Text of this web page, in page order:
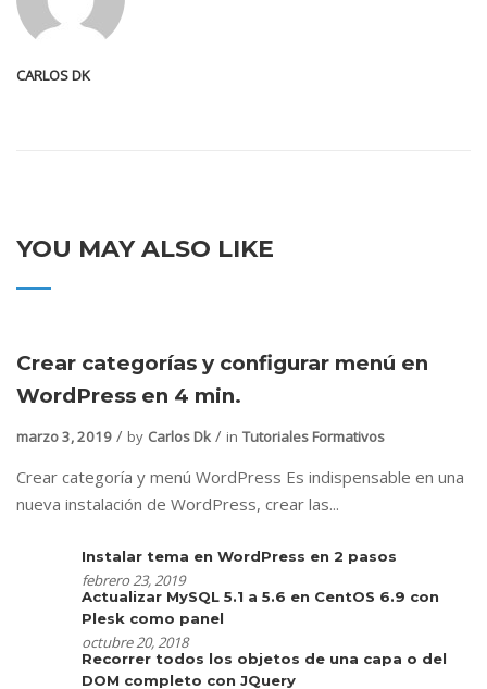
CARLOS DK
YOU MAY ALSO LIKE
Crear categorías y configurar menú en
WordPress en 4 min.
marzo 3, 2019 by Carlos Dk in Tutoriales Formativos
Crear categoría y menú WordPress Es indispensable en una
nueva instalación de WordPress, crear las...
Instalar tema en WordPress en 2 pasos
febrero 23, 2019
Actualizar MySQL 5.1 a 5.6 en CentOS 6.9 con
Plesk como panel
octubre 20, 2018
Recorrer todos los objetos de una capa o del
DOM completo con JQuery